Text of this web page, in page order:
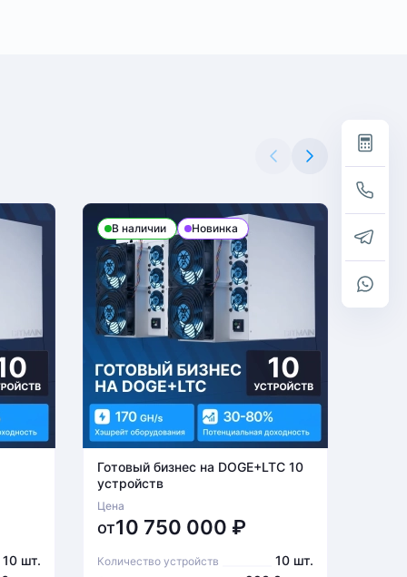
10 шт.
В наличии Новинка
Готовый бизнес на DOGE+LTC 10
устройств
Цена
от10 750 000 ₽
Количество устройств 10 шт.